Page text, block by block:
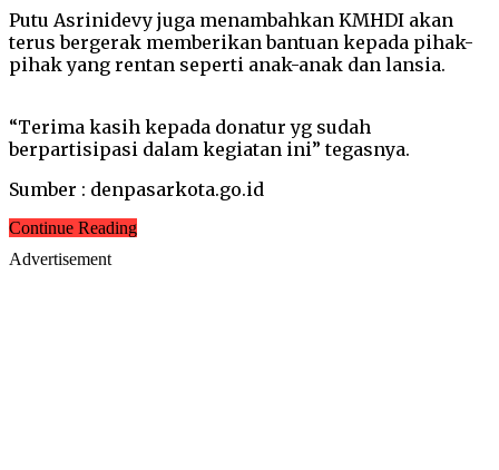
Putu Asrinidevy juga menambahkan KMHDI akan
terus bergerak memberikan bantuan kepada pihak-
pihak yang rentan seperti anak-anak dan lansia.
“Terima kasih kepada donatur yg sudah
berpartisipasi dalam kegiatan ini” tegasnya.
Sumber : denpasarkota.go.id
Continue Reading
Advertisement